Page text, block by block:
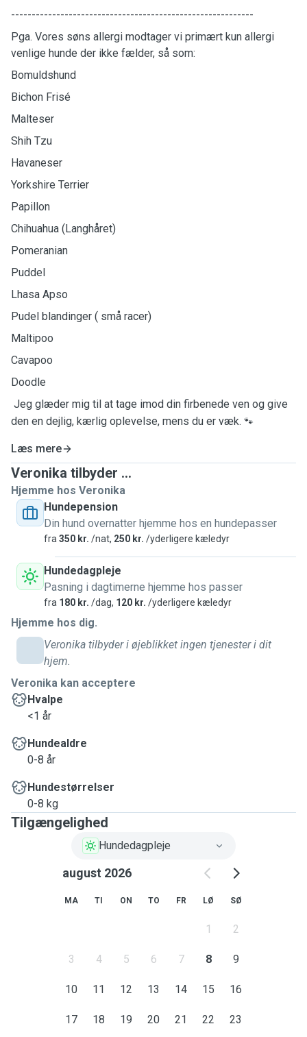
-----------------------------------------------------------
Pga. Vores søns allergi modtager vi primært kun allergi
venlige hunde der ikke fælder, så som:
Bomuldshund
Bichon Frisé
Malteser
Shih Tzu
Havaneser
Yorkshire Terrier
Papillon
Chihuahua (Langhåret)
Pomeranian
Puddel
Lhasa Apso
Pudel blandinger ( små racer)
Maltipoo
Cavapoo
Doodle
Jeg glæder mig til at tage imod din firbenede ven og give
den en dejlig, kærlig oplevelse, mens du er væk. 🐾
Læs mere
Veronika tilbyder ...
Hjemme hos Veronika
Hundepension
Din hund overnatter hjemme hos en hundepasser
fra 350 kr. /nat, 250 kr. /yderligere kæledyr
Hundedagpleje
Pasning i dagtimerne hjemme hos passer
fra 180 kr. /dag, 120 kr. /yderligere kæledyr
Hjemme hos dig.
Veronika tilbyder i øjeblikket ingen tjenester i dit
hjem.
Veronika kan acceptere
Hvalpe
<1 år
Hundealdre
0-8 år
Hundestørrelser
0-8 kg
Tilgængelighed
Hundedagpleje
august 2026
MA TI ON TO FR LØ SØ
1 2
3 4 5 6 7 8 9
10 11 12 13 14 15 16
17 18 19 20 21 22 23